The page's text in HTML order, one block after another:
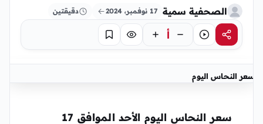
الصحفية سمية 17 نوفمبر، 2024 دقيقتين
مشاركةاستماع أ تركيز حفظ
سعر النحاس اليوم
سعر النحاس اليوم الأحد الموافق 17